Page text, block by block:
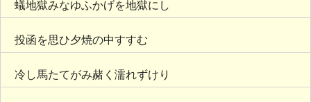
蟻地獄みなゆふかげを地獄にし
投函を思ひ夕焼の中すすむ
冷し馬たてがみ赭く濡れずけり